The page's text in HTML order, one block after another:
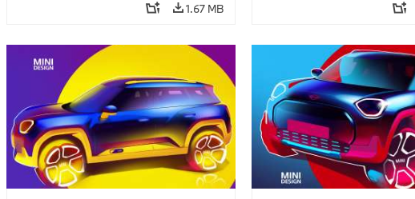
1.67 MB